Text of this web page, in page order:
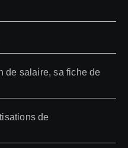
de salaire, sa fiche de
de